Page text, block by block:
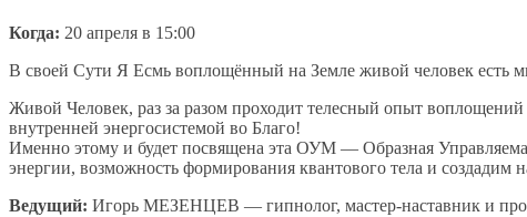
Когда: 20 апреля в 15:00
В своей Сути Я Есмь воплощённый на Земле живой человек есть
Живой Человек, раз за разом проходит телесный опыт
внутренней энергосистемой во Благо!
Именно этому и будет посвящена эта ОУМ — Образная
энергии, возможность формирования квантового тела и создадим
Ведущий: Игорь МЕЗЕНЦЕВ — гипнолог, мастер-наставник и